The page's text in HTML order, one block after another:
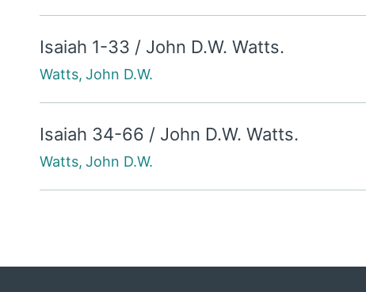
Isaiah 1-33 / John D.W. Watts.
Watts, John D.W.
Isaiah 34-66 / John D.W. Watts.
Watts, John D.W.